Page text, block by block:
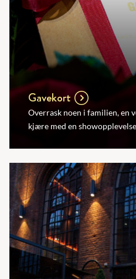
Gavekort
Overrask noen i familien, en
kjære med en